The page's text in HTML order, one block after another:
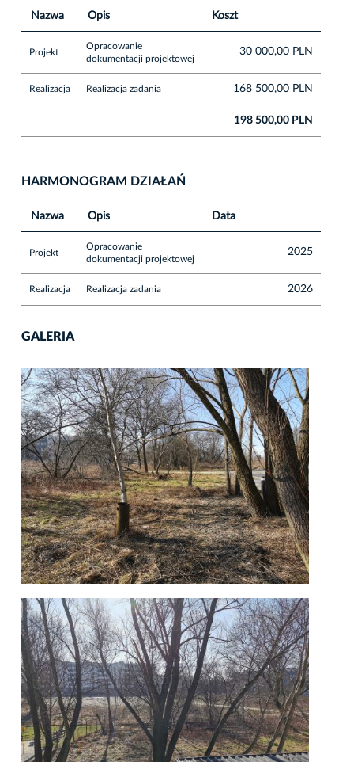
Nazwa Opis Koszt
Projekt
Opracowanie
dokumentacji projektowej
30 000,00 PLN
Realizacja Realizacja zadania 168 500,00 PLN
198 500,00 PLN
HARMONOGRAM DZIAŁAŃ
Nazwa Opis Data
Projekt
Opracowanie
dokumentacji projektowej
2025
Realizacja Realizacja zadania 2026
GALERIA